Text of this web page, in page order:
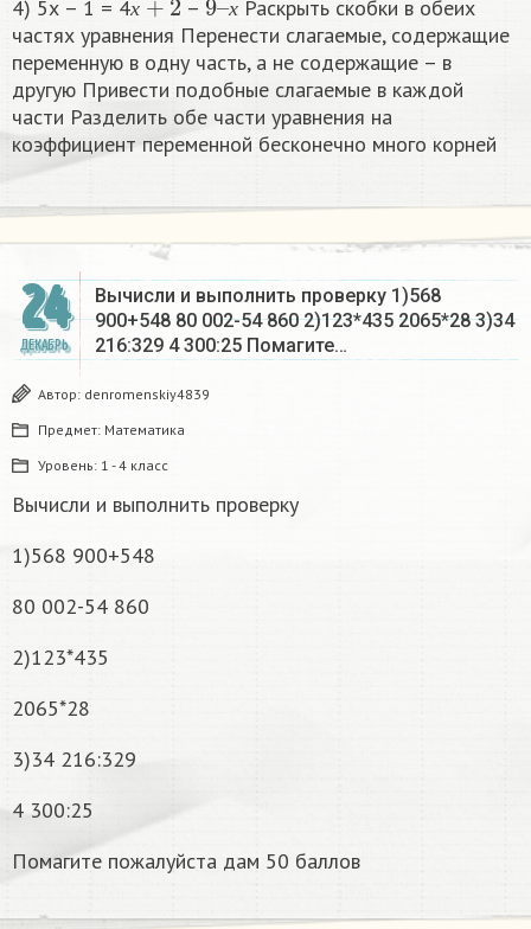
4) 5х – 1 = 4х – х
Раскрыть скобки в обеих
частях уравнения Перенести слагаемые, содержащие
переменную в одну часть, а не содержащие – в
другую Привести подобные слагаемые в каждой
части Разделить обе части уравнения на
коэффициент переменной бесконечно много корней​
24
ДЕКАБРЬ
Вычисли и выполнить проверку 1)568
900+548 80 002-54 860 2)123*435 2065*28 3)34
216:329 4 300:25 Помагите…
Автор: denromenskiy4839
Предмет: Математика
Уровень: 1 - 4 класс
Вычисли и выполнить проверку
1)568 900+548
80 002-54 860
2)123*435
2065*28
3)34 216:329
4 300:25
Помагите пожалуйста дам 50 баллов